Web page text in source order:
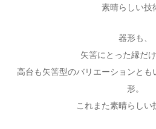
素晴らしい技
器形も、
矢筈にとった縁だけ
高台も矢筈型のバリエーションと
形。
これまた素晴らしい